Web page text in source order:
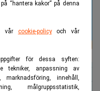
“hantera kakor” på denna
vår cookie-policyoch vår
för dessa syften:
tekniker, anpassning av
innehåll,
målgruppsstatistik,